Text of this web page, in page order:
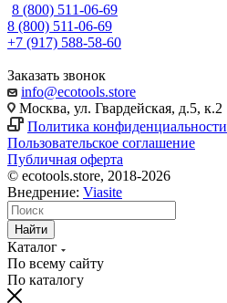
8 (800) 511-06-69
8 (800) 511-06-69
+7 (917) 588-58-60
Заказать звонок
info@ecotools.store
Москва, ул. Гвардейская, д.5, к.2
Политика конфиденциальности
Пользовательское соглашение
Публичная оферта
© ecotools.store, 2018-2026
Внедрение: Viasite
Найти
Каталог
По всему сайту
По каталогу